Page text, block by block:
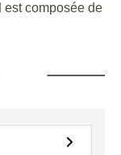
est composée de